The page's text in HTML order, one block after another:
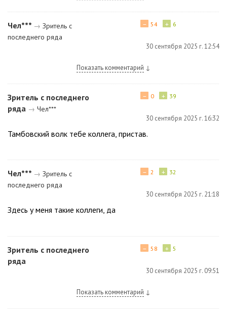
Чел*** → Зритель с
последнего ряда
+ 6
− 54
30 сентября 2025 г. 12:54
Показать комментарий ↓
Зритель с последнего
ряда → Чел***
+ 39
− 0
30 сентября 2025 г. 16:32
Тамбовский волк тебе коллега, пристав.
Чел*** → Зритель с
последнего ряда
+ 32
− 2
30 сентября 2025 г. 21:18
Здесь у меня такие коллеги, да
Зритель с последнего
ряда
+ 5
− 58
30 сентября 2025 г. 09:51
Показать комментарий ↓